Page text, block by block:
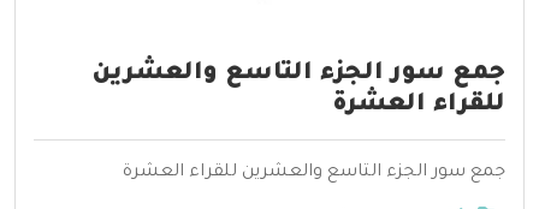
جمع سور الجزء التاسع والعشرين
للقراء العشرة
جمع سور الجزء التاسع والعشرين للقراء العشرة